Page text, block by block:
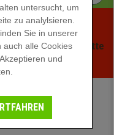
Exklusive Rabatte
ansehen -
untersucht, um
zu analylsieren.
Sie in unserer
auch alle Cookies
und